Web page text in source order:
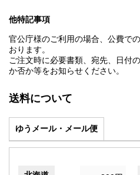
他特記事項
官公庁様のご利用の場合、公費で
おります。
ご注文時に必要書類、宛先、日付
か否か等をお知らせください。
送料について
ゆうメール・メール便